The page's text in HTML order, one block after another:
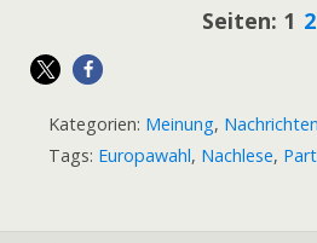
Seiten: 1 2
Kategorien: Meinung, Nachrichten
Tags: Europawahl, Nachlese,